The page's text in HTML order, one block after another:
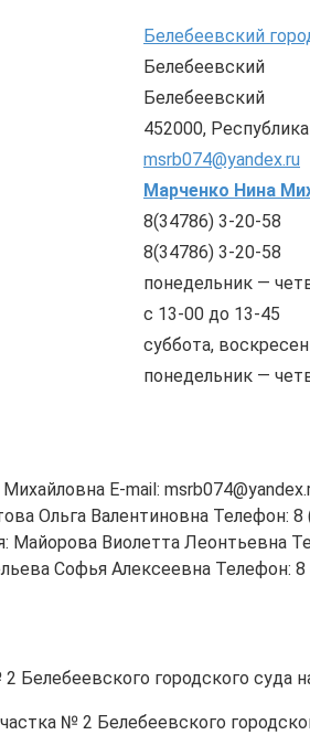
Белебеевский
Белебеевский
Белебеевский
452000,
msrb074@yandex.ru
Марченко Нина
8(34786) 3-20-58
8(34786) 3-20-58
понедельник —
с 13-00 до 13-45
суббота,
понедельник —
E-mail:
Ольга Валентиновна Телефон: 8
Майорова Виолетта Леонтьевна
Софья Алексеевна Телефон: 8
Белебеевского городского суда
№ 2 Белебеевского